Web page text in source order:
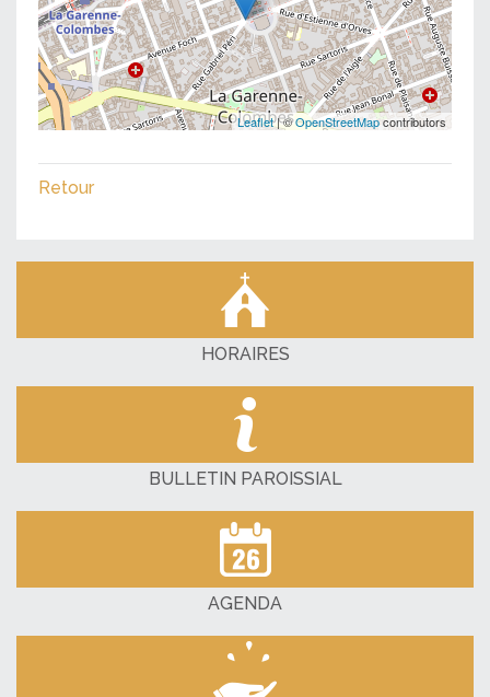
Leaflet| ©OpenStreetMapcontributors
Retour
HORAIRES
BULLETIN PAROISSIAL
AGENDA